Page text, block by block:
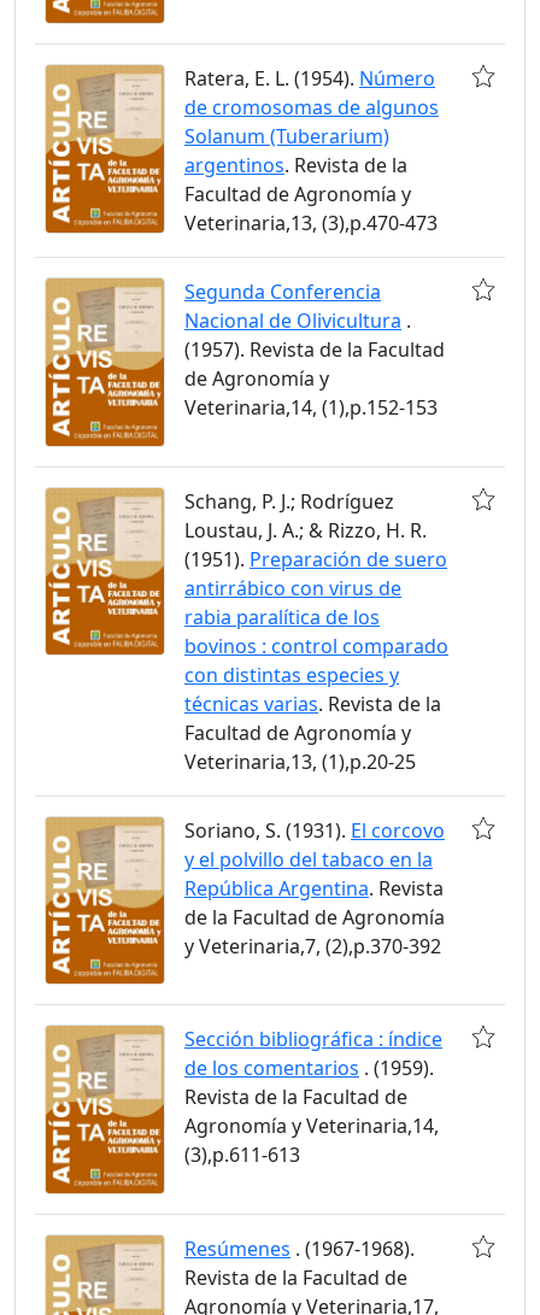
Ratera, E. L. (1954). Número
de cromosomas de algunos
Solanum (Tuberarium)
argentinos. Revista de la
Facultad de Agronomía y
Veterinaria,13, (3),p.470-473
Segunda Conferencia
Nacional de Olivicultura .
(1957). Revista de la Facultad
de Agronomía y
Veterinaria,14, (1),p.152-153
Schang, P. J.; Rodríguez
Loustau, J. A.; & Rizzo, H. R.
(1951). Preparación de suero
antirrábico con virus de
rabia paralítica de los
bovinos : control comparado
con distintas especies y
técnicas varias. Revista de la
Facultad de Agronomía y
Veterinaria,13, (1),p.20-25
Soriano, S. (1931). El corcovo
y el polvillo del tabaco en la
República Argentina. Revista
de la Facultad de Agronomía
y Veterinaria,7, (2),p.370-392
Sección bibliográfica : índice
de los comentarios . (1959).
Revista de la Facultad de
Agronomía y Veterinaria,14,
(3),p.611-613
Resúmenes . (1967-1968).
Revista de la Facultad de
Agronomía y Veterinaria,17,